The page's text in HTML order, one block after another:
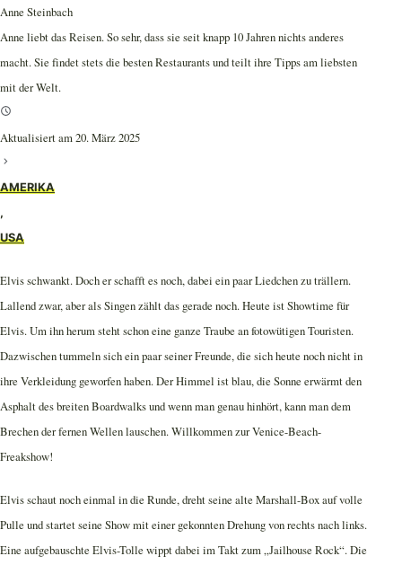
Anne Steinbach
Anne liebt das Reisen. So sehr, dass sie seit knapp 10 Jahren nichts anderes
macht. Sie findet stets die besten Restaurants und teilt ihre Tipps am liebsten
mit der Welt.
Aktualisiert am 20. März 2025
AMERIKA
,
USA
Elvis schwankt. Doch er schafft es noch, dabei ein paar Liedchen zu trällern.
Lallend zwar, aber als Singen zählt das gerade noch. Heute ist Showtime für
Elvis. Um ihn herum steht schon eine ganze Traube an fotowütigen Touristen.
Dazwischen tummeln sich ein paar seiner Freunde, die sich heute noch nicht in
ihre Verkleidung geworfen haben. Der Himmel ist blau, die Sonne erwärmt den
Asphalt des breiten Boardwalks und wenn man genau hinhört, kann man dem
Brechen der fernen Wellen lauschen. Willkommen zur Venice-Beach-
Freakshow!
Elvis schaut noch einmal in die Runde, dreht seine alte Marshall-Box auf volle
Pulle und startet seine Show mit einer gekonnten Drehung von rechts nach links.
Eine aufgebauschte Elvis-Tolle wippt dabei im Takt zum „Jailhouse Rock“. Die